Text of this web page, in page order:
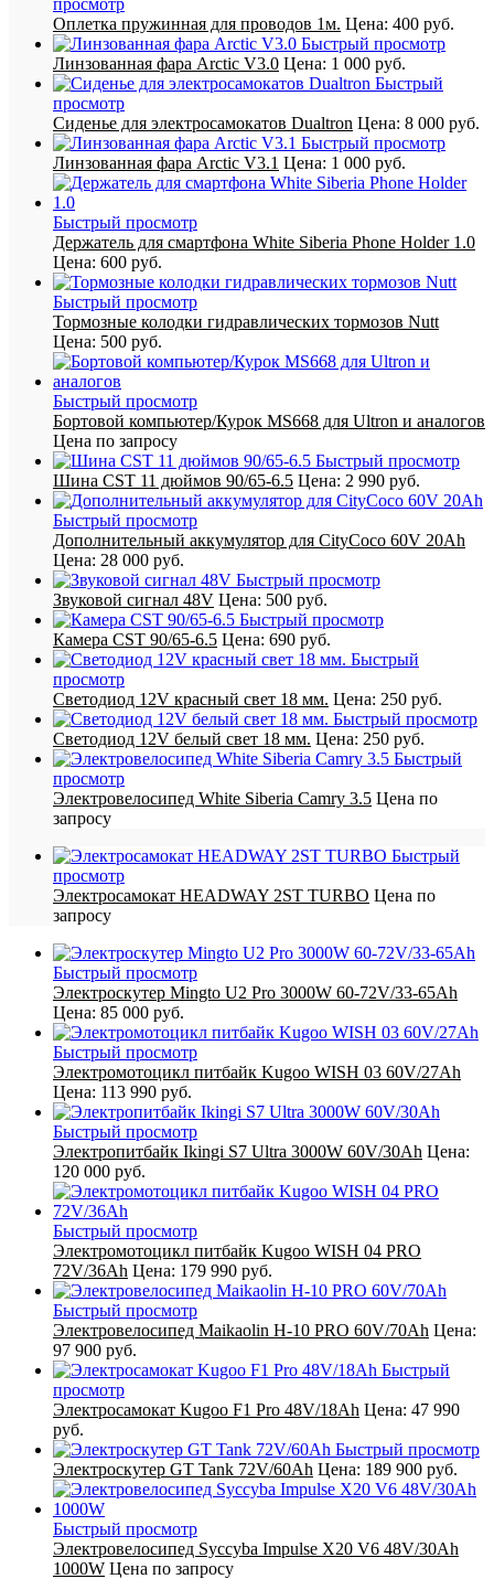
Оплетка пружинная для проводов 1м. Цена: 400 руб.
Быстрый просмотр
Линзованная фара Arctic V3.0 Цена: 1 000 руб.
Быстрый
просмотр
Сиденье для электросамокатов Dualtron Цена: 8 000 руб.
Быстрый просмотр
Линзованная фара Arctic V3.1 Цена: 1 000 руб.
Быстрый просмотр
Держатель для смартфона White Siberia Phone Holder 1.0
Цена: 600 руб.
Быстрый просмотр
Тормозные колодки гидравлических тормозов Nutt
Цена: 500 руб.
Быстрый просмотр
Бортовой компьютер/Курок MS668 для Ultron и аналогов
Цена по запросу
Быстрый просмотр
Шина CST 11 дюймов 90/65-6.5 Цена: 2 990 руб.
Быстрый просмотр
Дополнительный аккумулятор для CityCoco 60V 20Ah
Цена: 28 000 руб.
Быстрый просмотр
Звуковой сигнал 48V Цена: 500 руб.
Быстрый просмотр
Камера CST 90/65-6.5 Цена: 690 руб.
Быстрый
просмотр
Светодиод 12V красный свет 18 мм. Цена: 250 руб.
Быстрый просмотр
Светодиод 12V белый свет 18 мм. Цена: 250 руб.
Быстрый
просмотр
Электровелосипед White Siberia Camry 3.5 Цена по
запросу
Быстрый
просмотр
Электросамокат HEADWAY 2ST TURBO Цена по
запросу
Быстрый просмотр
Электроскутер Mingto U2 Pro 3000W 60-72V/33-65Ah
Цена: 85 000 руб.
Быстрый просмотр
Электромотоцикл питбайк Kugoo WISH 03 60V/27Ah
Цена: 113 990 руб.
Быстрый просмотр
Электропитбайк Ikingi S7 Ultra 3000W 60V/30Ah Цена:
120 000 руб.
Быстрый просмотр
Электромотоцикл питбайк Kugoo WISH 04 PRO
72V/36Ah Цена: 179 990 руб.
Быстрый просмотр
Электровелосипед Maikaolin H-10 PRO 60V/70Ah Цена:
97 900 руб.
Быстрый
просмотр
Электросамокат Kugoo F1 Pro 48V/18Ah Цена: 47 990
руб.
Быстрый просмотр
Электроскутер GT Tank 72V/60Ah Цена: 189 900 руб.
Быстрый просмотр
Электровелосипед Syccyba Impulse X20 V6 48V/30Ah
1000W Цена по запросу